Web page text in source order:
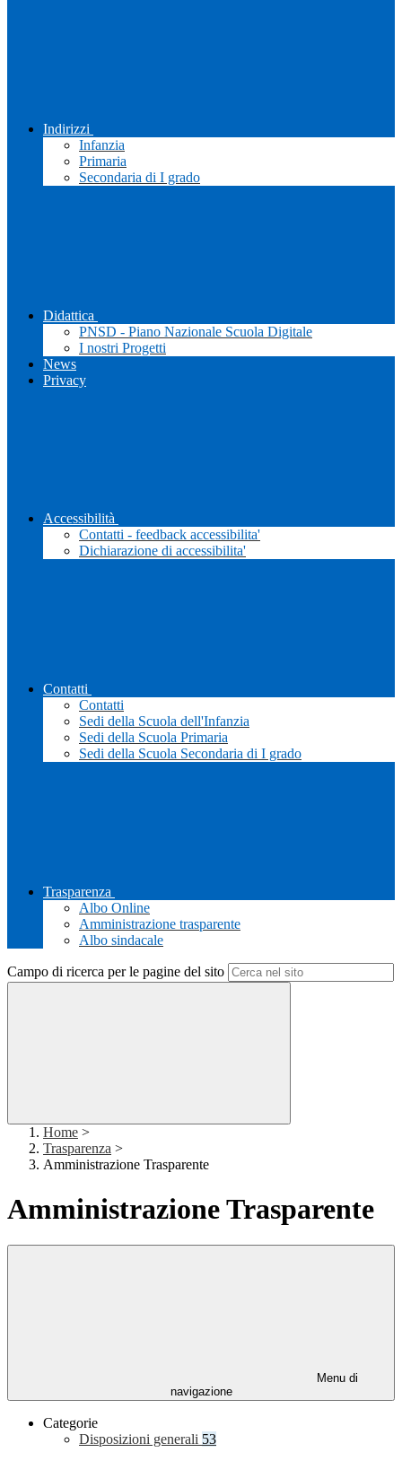
Indirizzi
Infanzia
Primaria
Secondaria di I grado
Didattica
PNSD - Piano Nazionale Scuola Digitale
I nostri Progetti
News
Privacy
Accessibilità
Contatti - feedback accessibilita'
Dichiarazione di accessibilita'
Contatti
Contatti
Sedi della Scuola dell'Infanzia
Sedi della Scuola Primaria
Sedi della Scuola Secondaria di I grado
Trasparenza
Albo Online
Amministrazione trasparente
Albo sindacale
Campo di ricerca per le pagine del sito
Home >
Trasparenza >
Amministrazione Trasparente
Amministrazione Trasparente
Menu di
navigazione
Categorie
Disposizioni generali 53